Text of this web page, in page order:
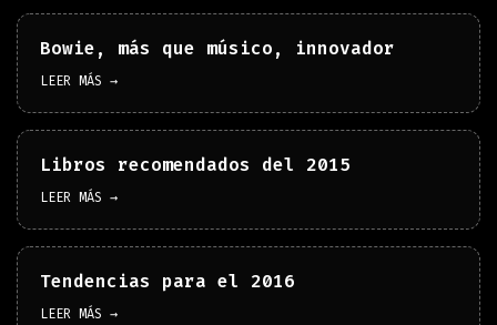
Bowie, más que músico, innovador
LEER MÁS →
Libros recomendados del 2015
LEER MÁS →
Tendencias para el 2016
LEER MÁS →